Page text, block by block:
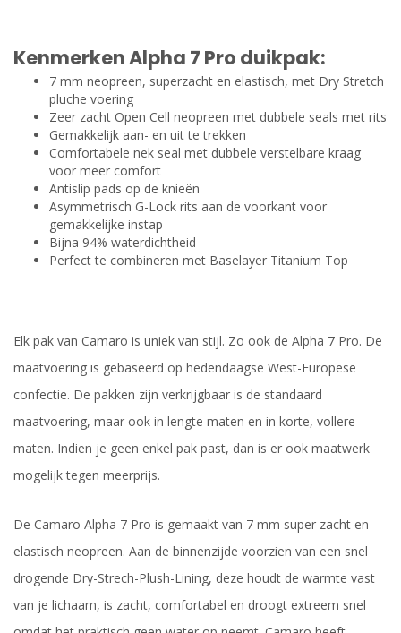
Kenmerken Alpha 7 Pro duikpak:
7 mm neopreen, superzacht en elastisch, met Dry Stretch
pluche voering
Zeer zacht Open Cell neopreen met dubbele seals met rits
Gemakkelijk aan- en uit te trekken
Comfortabele nek seal met dubbele verstelbare kraag
voor meer comfort
Antislip pads op de knieën
Asymmetrisch G-Lock rits aan de voorkant voor
gemakkelijke instap
Bijna 94% waterdichtheid
Perfect te combineren met Baselayer Titanium Top
Elk pak van Camaro is uniek van stijl. Zo ook de Alpha 7 Pro. De
maatvoering is gebaseerd op hedendaagse West-Europese
confectie. De pakken zijn verkrijgbaar is de standaard
maatvoering, maar ook in lengte maten en in korte, vollere
maten. Indien je geen enkel pak past, dan is er ook maatwerk
mogelijk tegen meerprijs.
De Camaro Alpha 7 Pro is gemaakt van 7 mm super zacht en
elastisch neopreen. Aan de binnenzijde voorzien van een snel
drogende Dry-Strech-Plush-Lining, deze houdt de warmte vast
van je lichaam, is zacht, comfortabel en droogt extreem snel